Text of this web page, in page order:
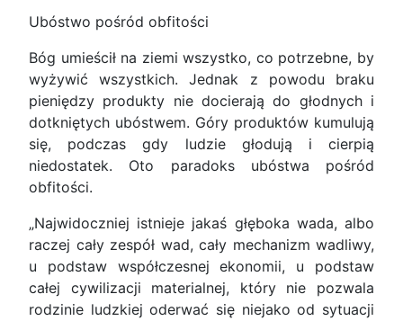
Ubóstwo pośród obfitości
Bóg umieścił na ziemi wszystko, co potrzebne, by
wyżywić wszystkich. Jednak z powodu braku
pieniędzy produkty nie docierają do głodnych i
dotkniętych ubóstwem. Góry produktów kumulują
się, podczas gdy ludzie głodują i cierpią
niedostatek. Oto paradoks ubóstwa pośród
obfitości.
„Najwidoczniej istnieje jakaś głęboka wada, albo
raczej cały zespół wad, cały mechanizm wadliwy,
u podstaw współczesnej ekonomii, u podstaw
całej cywilizacji materialnej, który nie pozwala
rodzinie ludzkiej oderwać się niejako od sytuacji